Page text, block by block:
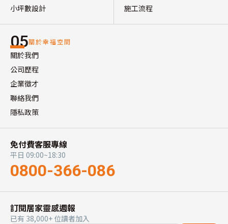
小坪數設計
施工流程
05關於幸福空間
關於我們
公司歷程
企業徵才
聯絡我們
隱私政策
免付費客服專線
平日 09:00~18:30
0800-366-086
訂閱居家靈感週報
已有 38,000+ 位讀者加入